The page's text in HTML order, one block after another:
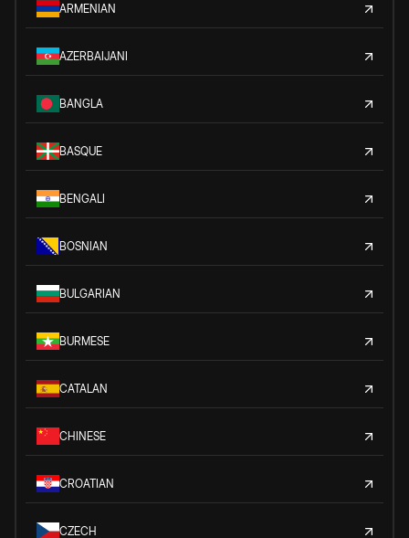
ARMENIAN
AZERBAIJANI
BANGLA
BASQUE
BENGALI
BOSNIAN
BULGARIAN
BURMESE
CATALAN
CHINESE
CROATIAN
CZECH